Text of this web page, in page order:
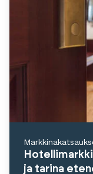
ja tarina